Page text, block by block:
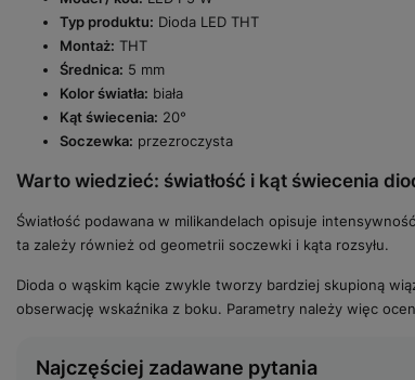
Typ produktu: Dioda LED THT
Montaż: THT
Średnica: 5 mm
Kolor światła: biała
Kąt świecenia: 20°
Soczewka: przezroczysta
Warto wiedzieć: światłość i kąt świecenia
Światłość podawana w milikandelach opisuje
ta zależy również od geometrii soczewki i kąta rozsyłu.
Dioda o wąskim kącie zwykle tworzy bardziej skupioną
obserwację wskaźnika z boku. Parametry należy więc
Najczęściej zadawane pytania